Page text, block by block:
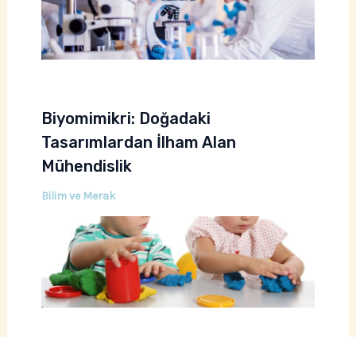
Biyomimikri: Doğadaki
Tasarımlardan İlham Alan
Mühendislik
Bilim ve Merak